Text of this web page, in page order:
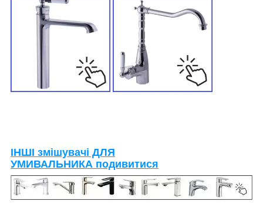
ІНШІ змішувачі ДЛЯ
УМИВАЛЬНИКА подивитися